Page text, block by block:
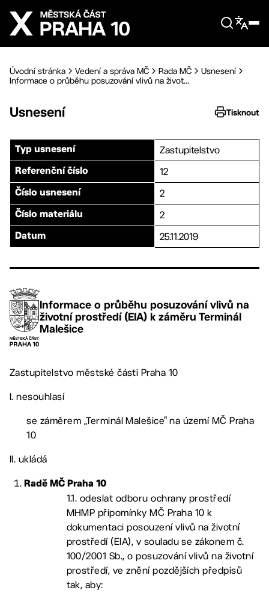
Přejít na hlavní obsah
Úvodní stránka Vedení a správa MČ Rada MČ
Usnesení
Informace o průběhu posuzování vlivů na život...
Usnesení Tisknout
Typ usnesení Zastupitelstvo
Referenční číslo 12
Číslo usnesení 2
Číslo materiálu 2
Datum 25.11.2019
Informace o průběhu posuzování vlivů na
životní prostředí (EIA) k záměru Terminál
Malešice
Zastupitelstvo městské části Praha 10
I. nesouhlasí
se záměrem „Terminál Malešice“ na území MČ Praha
10
II. ukládá
Radě MČ Praha 10
1.1. odeslat odboru ochrany prostředí
MHMP připomínky MČ Praha 10 k
dokumentaci posouzení vlivů na životní
prostředí (EIA), v souladu se zákonem č.
100/2001 Sb., o posuzování vlivů na životní
prostředí, ve znění pozdějších předpisů
tak, aby: